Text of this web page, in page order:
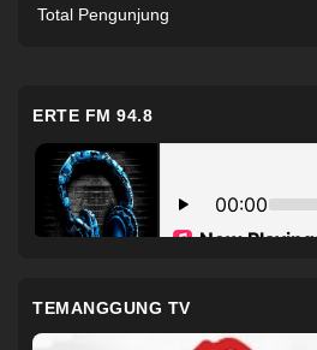
Total Pengunjung
ERTE FM 94.8
TEMANGGUNG TV